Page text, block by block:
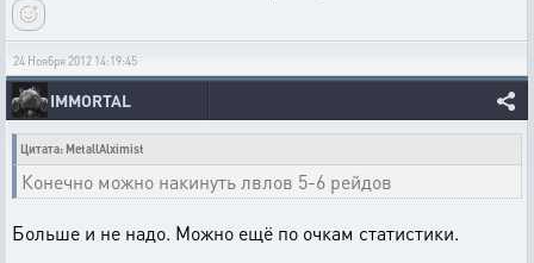
24 Ноября 2012 14:19:45
IMMORTAL
Цитата: MetallAlximist
Конечно можно накинуть лвлов 5-6 рейдов
Больше и не надо. Можно ещё по очкам статистики.